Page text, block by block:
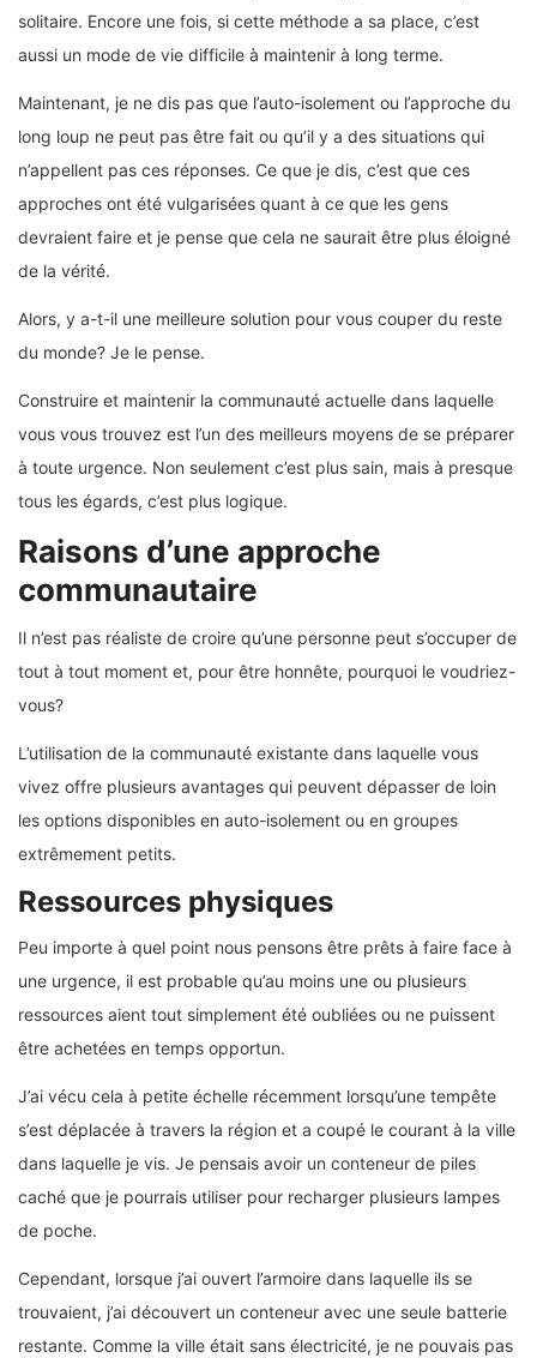
solitaire. Encore une fois, si cette méthode a sa place, c’est
aussi un mode de vie difficile à maintenir à long terme.
Maintenant, je ne dis pas que l’auto-isolement ou l’approche du
long loup ne peut pas être fait ou qu’il y a des situations qui
n’appellent pas ces réponses. Ce que je dis, c’est que ces
approches ont été vulgarisées quant à ce que les gens
devraient faire et je pense que cela ne saurait être plus éloigné
de la vérité.
Alors, y a-t-il une meilleure solution pour vous couper du reste
du monde? Je le pense.
Construire et maintenir la communauté actuelle dans laquelle
vous vous trouvez est l’un des meilleurs moyens de se préparer
à toute urgence. Non seulement c’est plus sain, mais à presque
tous les égards, c’est plus logique.
Raisons d’une approche
communautaire
Il n’est pas réaliste de croire qu’une personne peut s’occuper de
tout à tout moment et, pour être honnête, pourquoi le voudriez-
vous?
L’utilisation de la communauté existante dans laquelle vous
vivez offre plusieurs avantages qui peuvent dépasser de loin
les options disponibles en auto-isolement ou en groupes
extrêmement petits.
Ressources physiques
Peu importe à quel point nous pensons être prêts à faire face à
une urgence, il est probable qu’au moins une ou plusieurs
ressources aient tout simplement été oubliées ou ne puissent
être achetées en temps opportun.
J’ai vécu cela à petite échelle récemment lorsqu’une tempête
s’est déplacée à travers la région et a coupé le courant à la ville
dans laquelle je vis. Je pensais avoir un conteneur de piles
caché que je pourrais utiliser pour recharger plusieurs lampes
de poche.
Cependant, lorsque j’ai ouvert l’armoire dans laquelle ils se
trouvaient, j’ai découvert un conteneur avec une seule batterie
restante. Comme la ville était sans électricité, je ne pouvais pas